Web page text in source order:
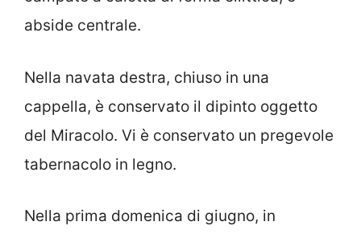
abside centrale.
Nella navata destra, chiuso in una
cappella, è conservato il dipinto oggetto
del Miracolo. Vi è conservato un pregevole
tabernacolo in legno.
Nella prima domenica di giugno, in